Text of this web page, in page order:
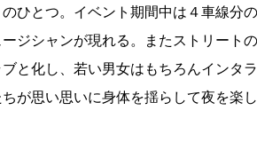
ひとつ。イベント期間中は４車線分
ジシャンが現れる。またストリート
と化し、若い男女はもちろんインタ
が思い思いに身体を揺らして夜を楽し